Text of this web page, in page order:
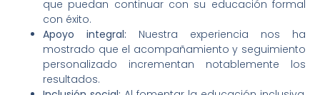
que puedan continuar con su educación formal
con éxito.
Apoyo integral: Nuestra experiencia nos ha
mostrado que el acompañamiento y seguimiento
personalizado incrementan notablemente los
resultados.